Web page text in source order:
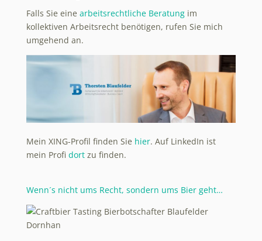
Falls Sie eine arbeitsrechtliche Beratungim
kollektiven Arbeitsrecht benötigen, rufen Sie mich
umgehend an.
Mein XING-Profil finden Sie hier. Auf LinkedIn ist
mein Profi dortzu finden.
Wenn´s nicht ums Recht, sondern ums Bier geht…